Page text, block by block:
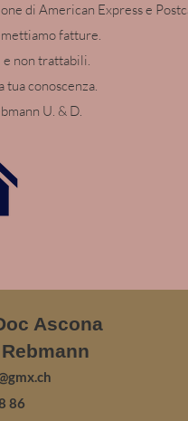
di American Express e
fatture.
e non trattabili.
tua conoscenza.
U. & D.
Ascona
86